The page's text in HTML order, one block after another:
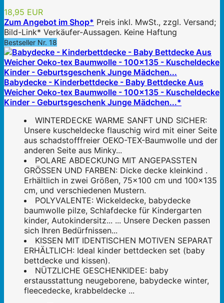
18,95 EUR
Zum Angebot im Shop* Preis inkl. MwSt., zzgl. Versand;
Bild-Link* Verkäufer-Aussagen. Keine Haftung
Bestseller Nr. 18
Babydecke - Kinderbettdecke - Baby Bettdecke Aus
Weicher Oeko-tex Baumwolle - 100x135 - Kuscheldecke
Kinder - Geburtsgeschenk Junge Mädchen...*
WINTERDECKE WARME SANFT UND SICHER:
Unsere kuscheldecke flauschig wird mit einer Seite
aus schadstofffreier OEKO-TEX-Baumwolle und der
anderen Seite aus Minky...
POLARE ABDECKUNG MIT ANGEPASSTEN
GRÖSSEN UND FARBEN: Dicke decke kleinkind .
Erhältlich in zwei Größen, 75x100 cm und 100x135
cm, und verschiedenen Mustern.
POLYVALENTE: Wickeldecke, babydecke
baumwolle pilze, Schlafdecke für Kindergarten
kinder, Autokindersitz... ... Unsere Decken passen
sich Ihren Bedürfnissen...
KISSEN MIT IDENTISCHEN MOTIVEN SEPARAT
ERHÄLTLICH: Ideal kinder bettdecken set (baby
bettdecke und kissen).
NÜTZLICHE GESCHENKIDEE: baby
erstausstattung neugeborene, babydecke winter,
fleecedecke, krabbeldecke ...